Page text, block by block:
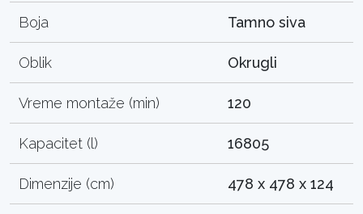
Boja Tamno siva
Oblik Okrugli
Vreme montaže (min) 120
Kapacitet (l) 16805
Dimenzije (cm) 478 x 478 x 124